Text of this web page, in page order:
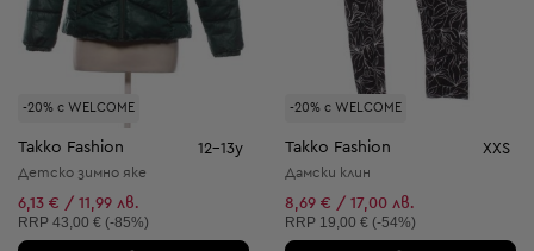
-20% с WELCOME
Takko Fashion 12-13y
Детско зимно яке
6,13 € / 11,99 лв.
Препоръчителна цена:
RRP 43,00 € (-85%)
-20% с WELCOME
Takko Fashion XXS
Дамски клин
8,69 € / 17,00 лв.
Препоръчителна цена:
RRP 19,00 € (-54%)